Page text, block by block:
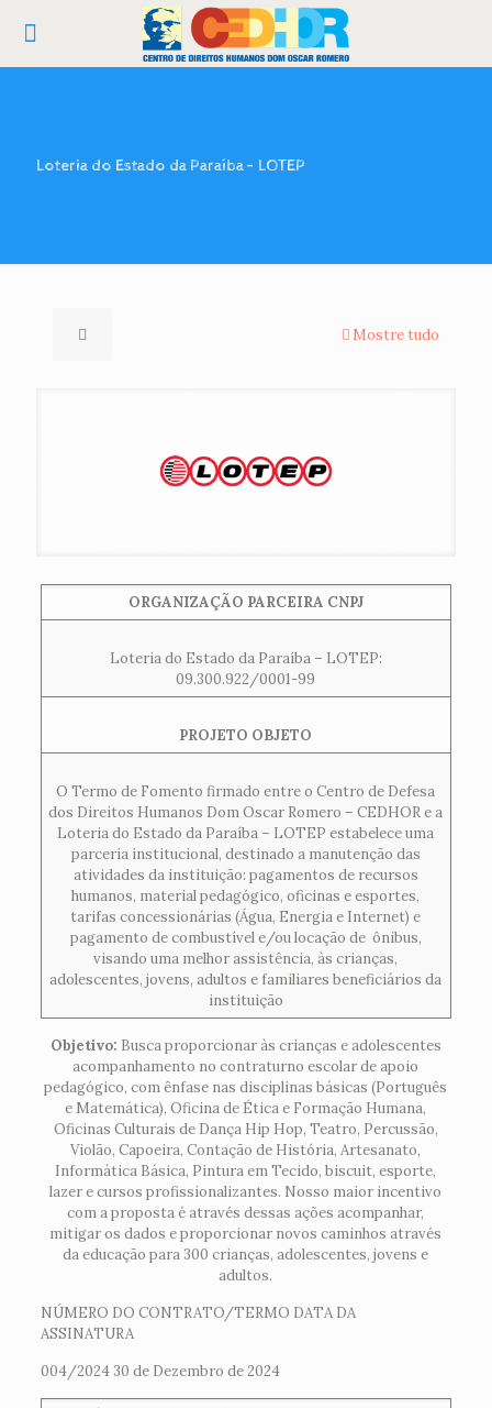
Loteria do Estado da Paraíba – LOTEP
Mostre tudo
ORGANIZAÇÃO PARCEIRA CNPJ
Loteria do Estado da Paraíba – LOTEP:
09.300.922/0001-99
PROJETO OBJETO
O Termo de Fomento firmado entre o Centro de Defesa
dos Direitos Humanos Dom Oscar Romero – CEDHOR e a
Loteria do Estado da Paraíba – LOTEP estabelece uma
parceria institucional, destinado a manutenção das
atividades da instituição: pagamentos de recursos
humanos, material pedagógico, oficinas e esportes,
tarifas concessionárias (Água, Energia e Internet) e
pagamento de combustível e/ou locação de ônibus,
visando uma melhor assistência, às crianças,
adolescentes, jovens, adultos e familiares beneficiários da
instituição
Objetivo: Busca proporcionar às crianças e adolescentes
acompanhamento no contraturno escolar de apoio
pedagógico, com ênfase nas disciplinas básicas (Português
e Matemática), Oficina de Ética e Formação Humana,
Oficinas Culturais de Dança Hip Hop, Teatro, Percussão,
Violão, Capoeira, Contação de História, Artesanato,
Informática Básica, Pintura em Tecido, biscuit, esporte,
lazer e cursos profissionalizantes. Nosso maior incentivo
com a proposta é através dessas ações acompanhar,
mitigar os dados e proporcionar novos caminhos através
da educação para 300 crianças, adolescentes, jovens e
adultos.
NÚMERO DO CONTRATO/TERMO DATA DA
ASSINATURA
004/2024 30 de Dezembro de 2024